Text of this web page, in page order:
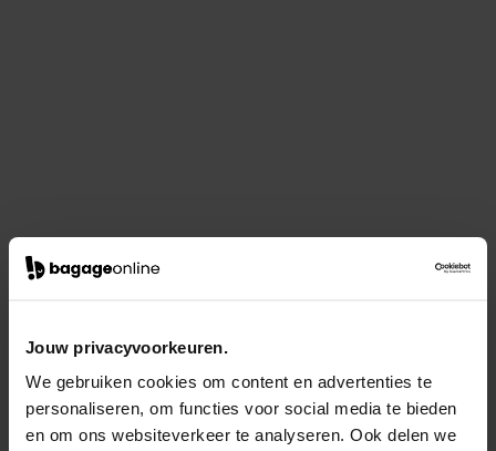
Jouw privacyvoorkeuren.
We gebruiken cookies om content en advertenties te
personaliseren, om functies voor social media te bieden
en om ons websiteverkeer te analyseren. Ook delen we